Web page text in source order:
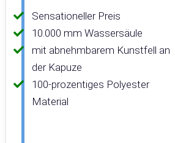
Sensationeller Preis
10.000 mm Wassersäule
mit abnehmbarem Kunstfell an
der Kapuze
100-prozentiges Polyester
Material